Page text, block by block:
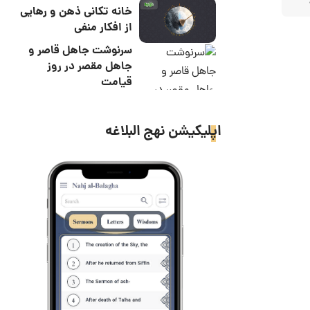
خانه تکانی ذهن و رهایی
از افکار منفی
سرنوشت جاهل قاصر و
جاهل مقصر در روز
قیامت
اپلیکیشن نهج البلاغه